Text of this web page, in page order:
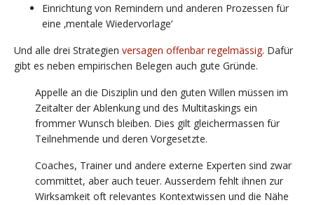
Einrichtung von Remindern und anderen Prozessen für
eine ‚mentale Wiedervorlage‘
Und alle drei Strategien versagen offenbar regelmässig. Dafür
gibt es neben empirischen Belegen auch gute Gründe.
Appelle an die Disziplin und den guten Willen müssen im
Zeitalter der Ablenkung und des Multitaskings ein
frommer Wunsch bleiben. Dies gilt gleichermassen für
Teilnehmende und deren Vorgesetzte.
Coaches, Trainer und andere externe Experten sind zwar
committet, aber auch teuer. Ausserdem fehlt ihnen zur
Wirksamkeit oft relevantes Kontextwissen und die Nähe